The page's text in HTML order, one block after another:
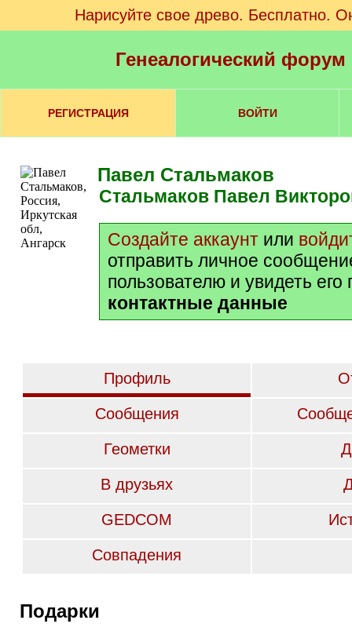
Нарисуйте свое древо. Бесплатно.
Генеалогический
РЕГИСТРАЦИЯ ВОЙТИ
Павел Стальмаков
Стальмаков Павел
Создайте аккаунт или
отправить личное
пользователю и увидеть его
контактные данные
Профиль
Сообщения
Геометки
В друзьях
GEDCOM
Совпадения
Подарки